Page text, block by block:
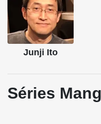
Junji Ito
Séries